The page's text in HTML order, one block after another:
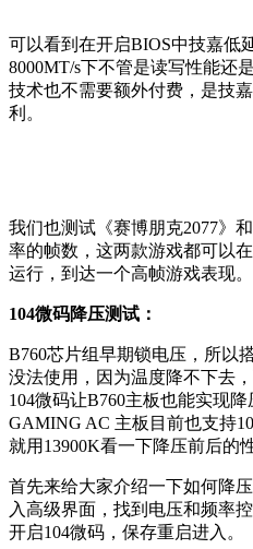
可以看到在开启BIOS中技嘉低
8000MT/s下不管是读写性能还
技术也不需要额外付费，是技
利。
我们也测试《赛博朋克2077》
率的帧数，这两款游戏都可以
运行，到达一个高帧游戏表现。
104微码降压测试：
B760芯片组早期锁电压，所以
没法使用，因为温度降不下去
104微码让B760主板也能实现
GAMING AC 主板目前也支持
就用13900K看一下降压前后的
首先来给大家介绍一下如何降
入高级界面，找到电压和频率
开启104微码，保存重启进入。